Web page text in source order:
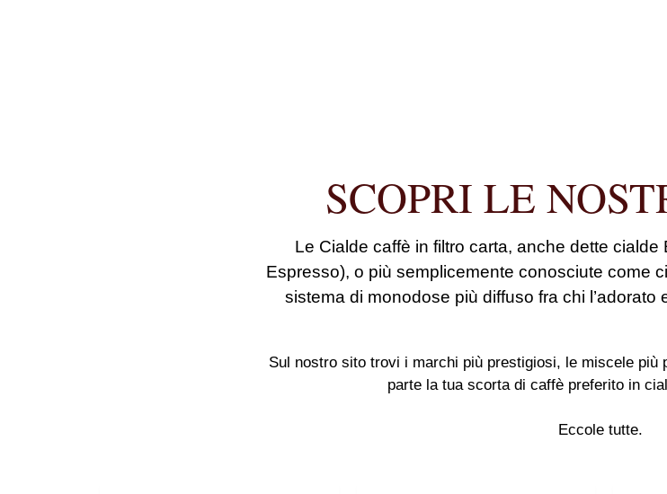
SCOPRI LE
Le Cialde caffè in filtro carta, anche dette cialde
Espresso), o più semplicemente conosciute come
sistema di monodose più diffuso fra chi
Sul nostro sito trovi i marchi più prestigiosi, le miscele più
parte la tua scorta di caffèpreferito in
Eccole tutte.